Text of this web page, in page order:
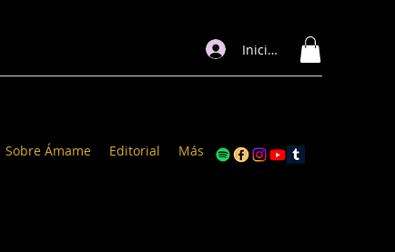
Iniciar sesión
Sobre Ámame Editorial Más